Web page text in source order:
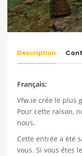
Description
Français:
Yfw.ie crée le plus
Pour cette raison,
nous.
Cette entrée a été
vous. Si vous êtes